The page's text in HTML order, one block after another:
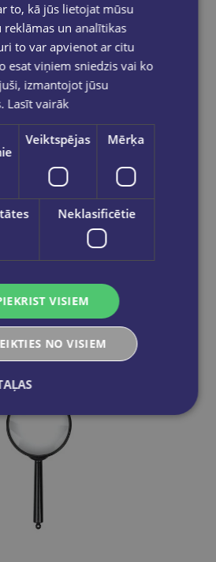
Palielināmais stikls 5* FOROFIS diam.60mm
€1.70
Ielikt grozā
to, kā jūs lietojat mūsu
un analītikas
to var apvienot ar citu
esat viņiem sniedzis vai ko
izmantojot jūsu
Lasīt vairāk
Veiktspējas Mērķa
Neklasificētie
VISIEM
NO VISIEM